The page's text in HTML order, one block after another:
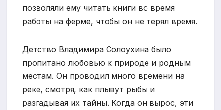
позволяли ему читать книги во время
работы на ферме, чтобы он не терял время.
Детство Владимира Солоухина было
пропитано любовью к природе и родным
местам. Он проводил много времени на
реке, смотря, как плывут рыбы и
разгадывая их тайны. Когда он вырос, эти